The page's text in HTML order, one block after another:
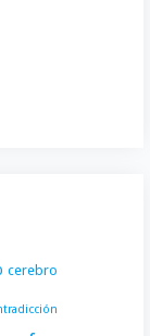
cerebro